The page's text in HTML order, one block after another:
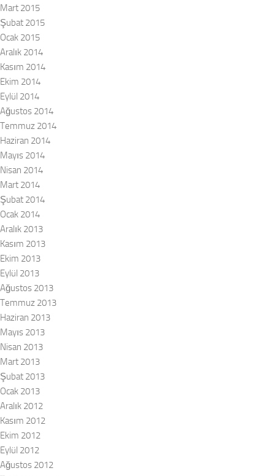
Mart 2015
Şubat 2015
Ocak 2015
Aralık 2014
Kasım 2014
Ekim 2014
Eylül 2014
Ağustos 2014
Temmuz 2014
Haziran 2014
Mayıs 2014
Nisan 2014
Mart 2014
Şubat 2014
Ocak 2014
Aralık 2013
Kasım 2013
Ekim 2013
Eylül 2013
Ağustos 2013
Temmuz 2013
Haziran 2013
Mayıs 2013
Nisan 2013
Mart 2013
Şubat 2013
Ocak 2013
Aralık 2012
Kasım 2012
Ekim 2012
Eylül 2012
Ağustos 2012